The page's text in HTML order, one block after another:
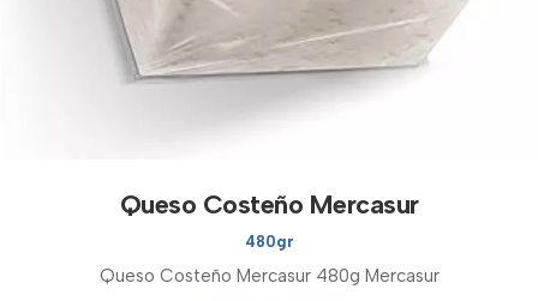
Queso Costeño Mercasur
480gr
Queso Costeño Mercasur 480g Mercasur